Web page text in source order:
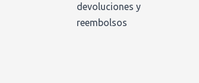
devoluciones y
reembolsos